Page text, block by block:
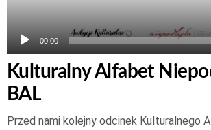
00:00
Kulturalny Alfabet
BAL
Przed nami kolejny odcinek Kulturalnego